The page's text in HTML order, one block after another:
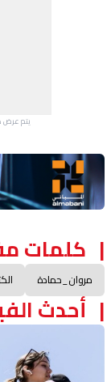
Section
كلمات
مروان_حمادة
أحدث